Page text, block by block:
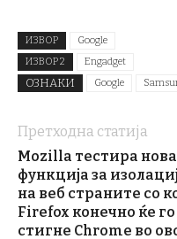
ИЗВОР
Google
ИЗВОР 2
Engadget
ОЗНАКИ Google
Претходна статија
Mozilla тестира нова
функција за
на веб страните со
Firefox конечно ќе го
стигне Chrome во